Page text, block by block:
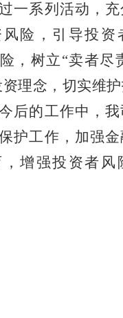
系列活动，充
险，引导投资
，树立“卖者尽
理念，切实维
后的工作中，
护工作，加强
增强投资者风